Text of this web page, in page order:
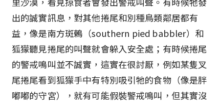
出的誠實訊息，對其他捲尾和別種鳥類鄰居都有
益，像是南方斑鶇（southern pied babbler）和
狐獴聽見捲尾的叫聲就會躲入安全處；有時候捲尾
的警戒鳴叫並不誠實，這實在很討厭，例如某隻叉
尾捲尾看到狐獴手中有特別吸引牠的食物（像是胖
嘟嘟的守宮），就有可能假裝警戒鳴叫，但其實沒